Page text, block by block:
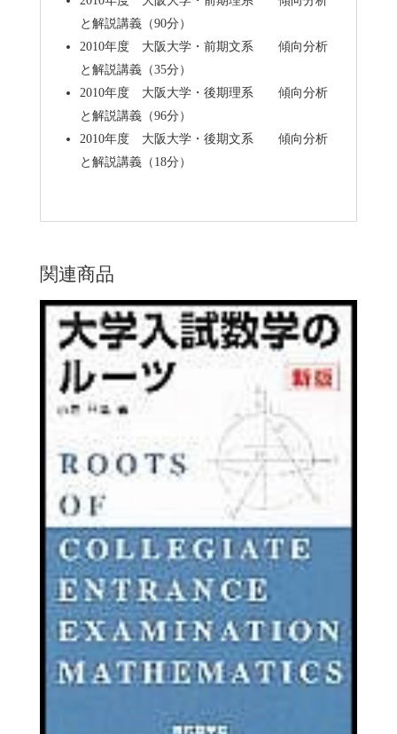
と解説講義（90分）
2010年度 大阪大学・前期文系 傾向分析
と解説講義（35分）
2010年度 大阪大学・後期理系 傾向分析
と解説講義（96分）
2010年度 大阪大学・後期文系 傾向分析
と解説講義（18分）
関連商品